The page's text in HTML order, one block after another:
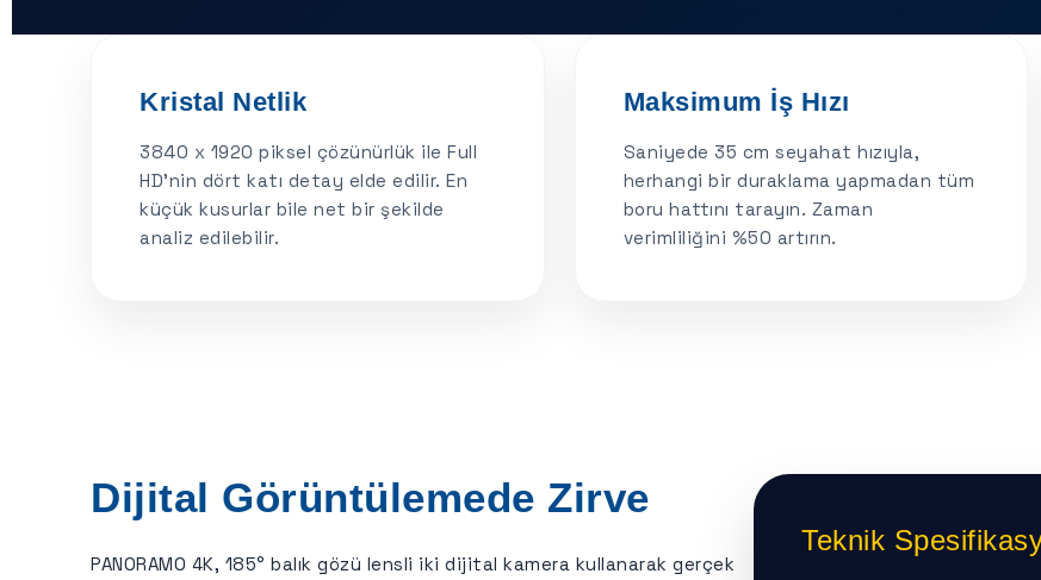
Kristal Netlik
3840 x 1920 piksel çözünürlük ile Full
HD'nin dört katı detay elde edilir. En
küçük kusurlar bile net bir şekilde
analiz edilebilir.
Maksimum İş Hızı
Saniyede 35 cm seyahat hızıyla,
herhangi bir duraklama yapmadan tüm
boru hattını tarayın. Zaman
verimliliğini %50 artırın.
Dijital Görüntülemede Zirve
PANORAMO 4K, 185° balık gözü lensli iki dijital kamera kullanarak gerçek
Teknik